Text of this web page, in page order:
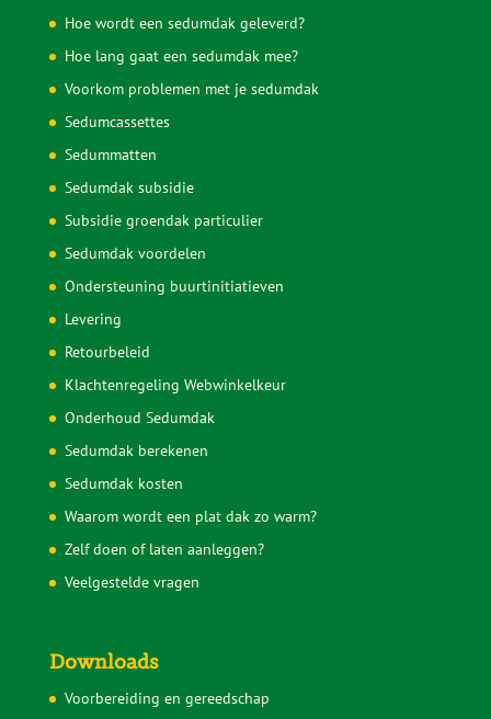
Hoe wordt een sedumdak geleverd?
Hoe lang gaat een sedumdak mee?
Voorkom problemen met je sedumdak
Sedumcassettes
Sedummatten
Sedumdak subsidie
Subsidie groendak particulier
Sedumdak voordelen
Ondersteuning buurtinitiatieven
Levering
Retourbeleid
Klachtenregeling Webwinkelkeur
Onderhoud Sedumdak
Sedumdak berekenen
Sedumdak kosten
Waarom wordt een plat dak zo warm?
Zelf doen of laten aanleggen?
Veelgestelde vragen
Downloads
Voorbereiding en gereedschap